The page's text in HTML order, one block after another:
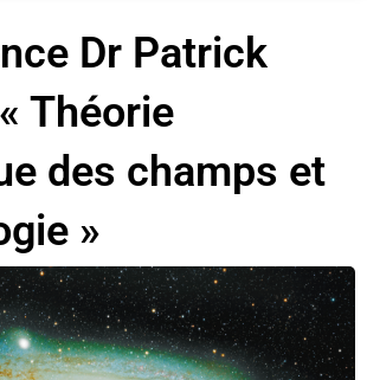
Dr Patrick
Théorie
des champs et
»